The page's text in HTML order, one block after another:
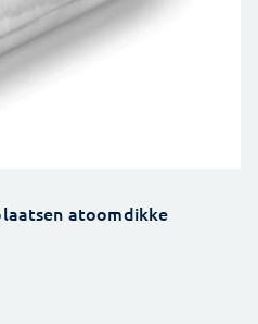
atoomdikke